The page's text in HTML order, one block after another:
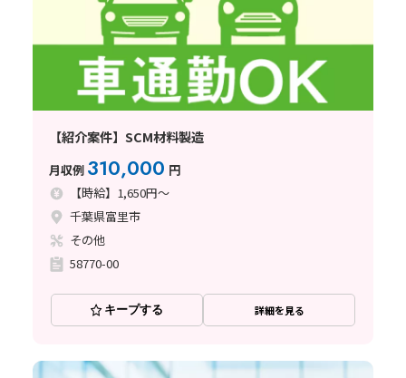
【紹介案件】SCM材料製造
月収例 310,000 円
【時給】1,650円～
千葉県富里市
その他
58770-00
キープする 詳細を見る